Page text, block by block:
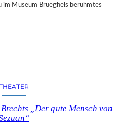
im Museum Brueghels berühmtes
„Der gute Mensch von